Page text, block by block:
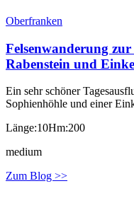
Oberfranken
Felsenwanderung
Rabenstein und
Ein sehr schöner
Sophienhöhle und einer
Länge:10Hm:200
medium
Zum Blog >>